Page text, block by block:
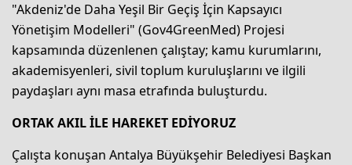
"Akdeniz'de Daha Yeşil Bir Geçiş İçin Kapsayıcı
Yönetişim Modelleri" (Gov4GreenMed) Projesi
kapsamında düzenlenen çalıştay; kamu kurumlarını,
akademisyenleri, sivil toplum kuruluşlarını ve ilgili
paydaşları aynı masa etrafında buluşturdu.
ORTAK AKIL İLE HAREKET EDİYORUZ
Çalışta konuşan Antalya Büyükşehir Belediyesi Başkan